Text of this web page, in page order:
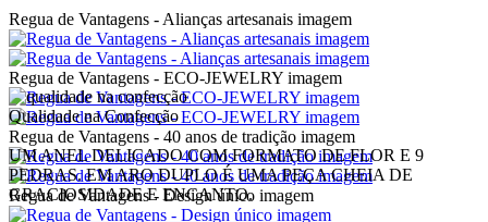
Regua de Vantagens - Alianças artesanais imagem
Regua de Vantagens - ECO-JEWELRY imagem
Regua de Vantagens - 40 anos de tradição imagem
Regua de Vantagens - Design único imagem
Qualidade na Confecção
UM ANEL DELICADO COM FORMATO DE FLOR E 9
PEDRAS. EM ARO DUPLO É UMA PEÇA CHEIA DE
GRACIOSIDADE E ENCANTO.